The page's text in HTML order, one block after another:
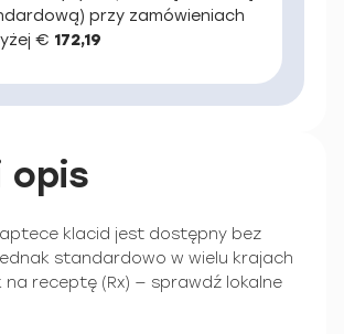
przy zamówieniach
€ 172,19
opis
klacid jest dostępny bez
standardowo w wielu krajach
na receptę (Rx) — sprawdź lokalne